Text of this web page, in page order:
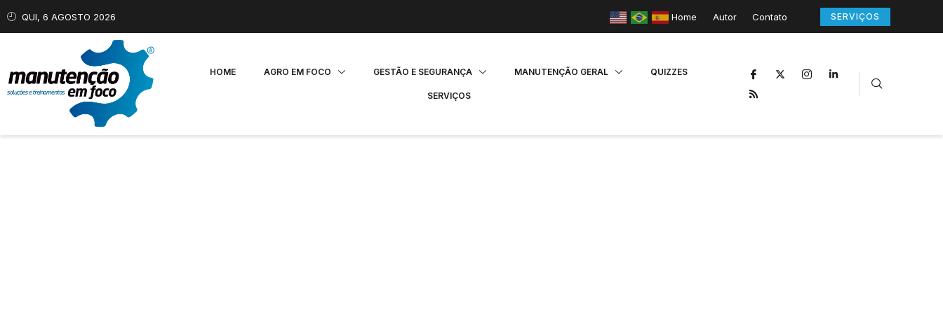
QUI, 6 AGOSTO 2026 Home Autor Contato SERVIÇOS
HOME AGRO EM FOCO GESTÃO E SEGURANÇA MANUTENÇÃO GERAL QUIZZES
SERVIÇOS